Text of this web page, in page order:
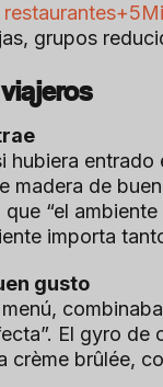
grupos
hubiera
madera de
“el
importa
gusto
El gyro
crème brûlée,